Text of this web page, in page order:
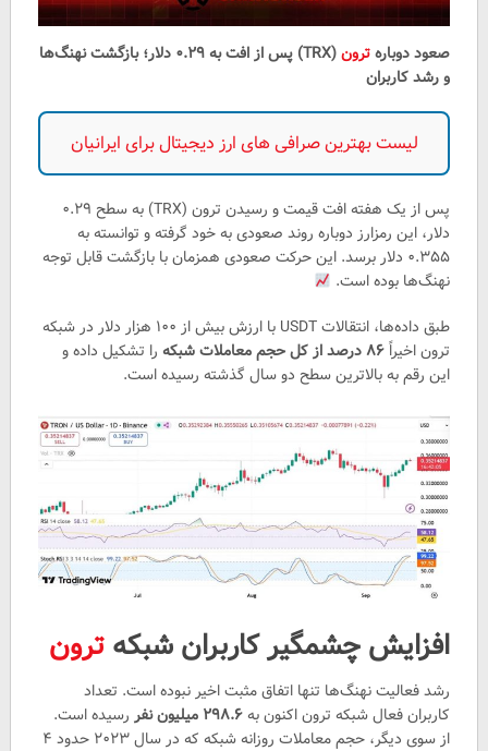
صعود دوبارهترون
(TRX) پس از افت به ۰.۲۹ دلار؛ بازگشت نهنگ‌ها
و رشد کاربران
لیست بهترین صرافی های ارز دیجیتال برای ایرانیان
پس از یک هفته افت قیمت و رسیدن ترون (TRX) به سطح ۰.۲۹
دلار، این رمزارز دوباره روند صعودی به خود گرفته و توانسته به
۰.۳۵۵ دلار برسد. این حرکت صعودی همزمان با بازگشت قابل توجه
نهنگ‌ها بوده است.
طبق داده‌ها، انتقالات USDT با ارزش بیش از ۱۰۰ هزار دلار در شبکه
ترون اخیراً۸۶ درصد از کل حجم معاملات شبکه
را تشکیل داده و
این رقم به بالاترین سطح دو سال گذشته رسیده است.
افزایش چشمگیر کاربران شبکه ترون
رشد فعالیت نهنگ‌ها تنها اتفاق مثبت اخیر نبوده است. تعداد
کاربران فعال شبکه ترون اکنون به۲۹۸.۶ میلیون نفر
رسیده است.
از سوی دیگر، حجم معاملات روزانه شبکه که در سال ۲۰۲۳ حدود ۴